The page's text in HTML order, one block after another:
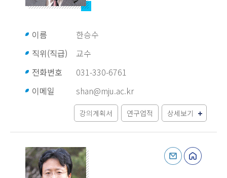
이름
한승수
직위(직급)
교수
전화번호
031-330-6761
이메일
shan@mju.ac.kr
강의계획서 연구업적 상세보기